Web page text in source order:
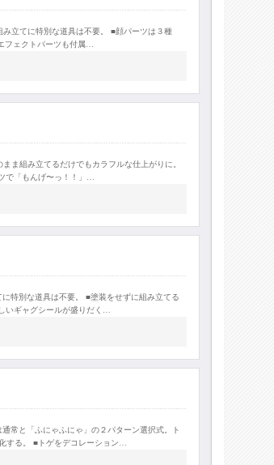
立てに特別な道具は不要。 ■顔パーツは３種
フェクトパーツも付属…
ま組み立てるだけでもカラフルな仕上がりに。
で「もんげ〜っ！！」…
特別な道具は不要。 ■塗装をせずに組み立てる
いギャグシールが盛りだく…
常と「ふにゃふにゃ」の２パターン選択式。ト
する。 ■トゲをデコレーション…